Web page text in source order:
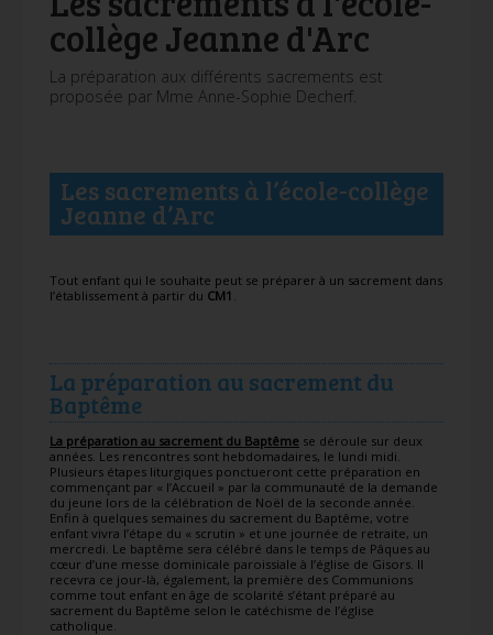
collège Jeanne d'Arc
La préparation aux différents sacrements est
proposée par Mme Anne-Sophie Decherf.
Les sacrements à l’école-collège
Jeanne d’Arc
Tout enfant qui le souhaite peut se préparer à un sacrement dans
l’établissement à partir du CM1 .
La préparation au sacrement du
Baptême
La préparation au sacrement du Baptême se déroule sur deux
années. Les rencontres sont hebdomadaires, le lundi midi.
Plusieurs étapes liturgiques ponctueront cette préparation en
commençant par « l’Accueil » par la communauté de la demande
du jeune lors de la célébration de Noël de la seconde année.
Enfin à quelques semaines du sacrement du Baptême, votre
enfant vivra l’étape du « scrutin » et une journée de retraite, un
mercredi. Le baptême sera célébré dans le temps de Pâques au
cœur d’une messe dominicale paroissiale à l’église de Gisors. Il
recevra ce jour-là, également, la première des Communions
comme tout enfant en âge de scolarité s’étant préparé au
sacrement du Baptême selon le catéchisme de l’église
catholique.